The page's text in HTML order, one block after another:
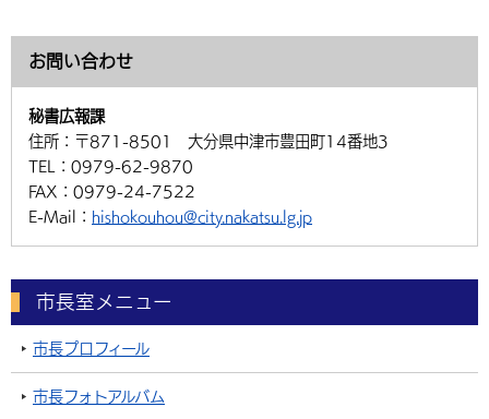
お問い合わせ
秘書広報課
住所： 〒871-8501 大分県中津市豊田町14番地3
TEL： 0979-62-9870
FAX： 0979-24-7522
E-Mail： hishokouhou@city.nakatsu.lg.jp
市長室メニュー
市長プロフィール
市長フォトアルバム